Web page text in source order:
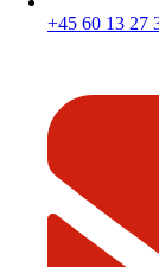
+45 60 13 27